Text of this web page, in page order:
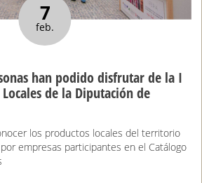
7
feb.
han podido disfrutar de la I
de la Diputación de
los productos locales del territorio
empresas participantes en el Catálogo